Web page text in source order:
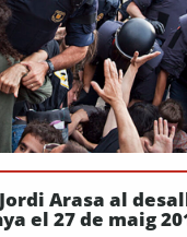
Arasa al
el 27 de maig